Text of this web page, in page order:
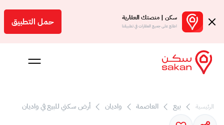
سكن | منصتك العقارية
اطلع على جميع العقارات في تطبيقنا حمل التطبيق
الرئيسية بيع العاصمة واديان أرض سكني للبيع في واديان